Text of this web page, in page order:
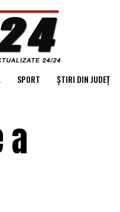
SPORT ȘTIRI DIN JUDEȚ